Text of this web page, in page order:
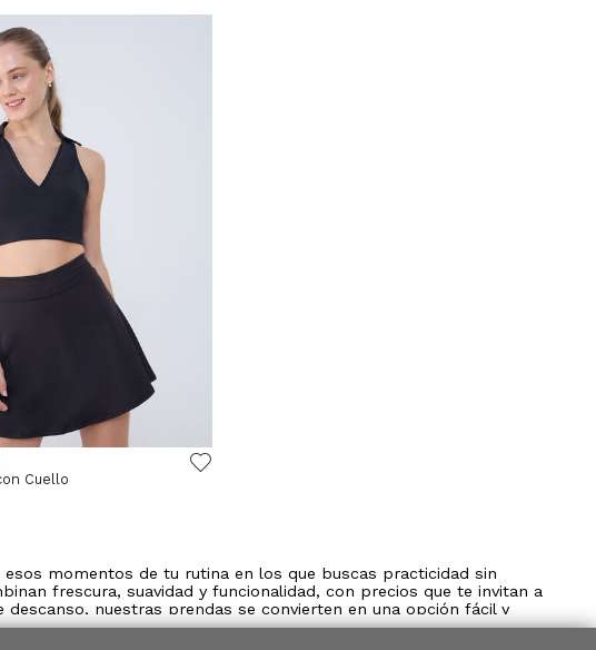
Cuello
momentos de tu rutina en los que buscas practicidad sin
frescura, suavidad y funcionalidad, con precios que te invitan a
nuestras prendas se convierten en una opción fácil y